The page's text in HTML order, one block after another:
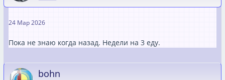
24 Мар 2026
Пока не знаю когда назад. Недели на 3 еду.
bohn